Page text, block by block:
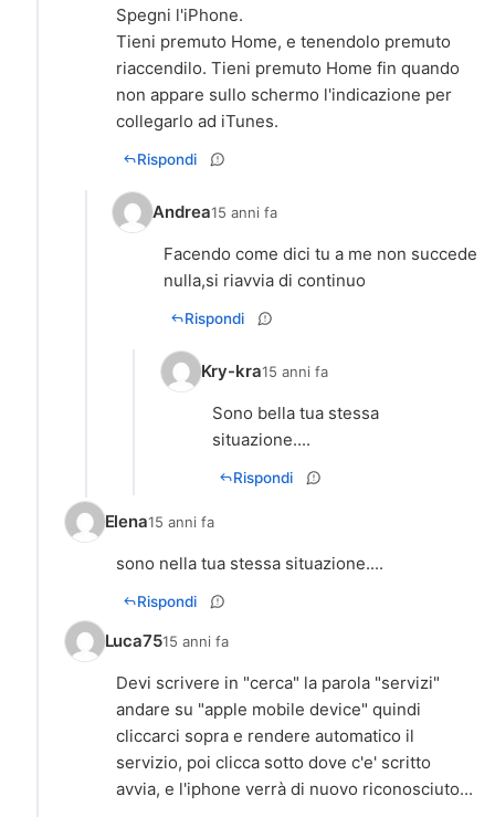
Spegni l'iPhone.
Tieni premuto Home, e tenendolo premuto
riaccendilo. Tieni premuto Home fin quando
non appare sullo schermo l'indicazione per
collegarlo ad iTunes.
Rispondi
Andrea15 anni fa
Facendo come dici tu a me non succede
nulla,si riavvia di continuo
Rispondi
Kry-kra15 anni fa
Sono bella tua stessa
situazione....
Rispondi
Elena15 anni fa
sono nella tua stessa situazione....
Rispondi
Luca7515 anni fa
Devi scrivere in "cerca" la parola "servizi"
andare su "apple mobile device" quindi
cliccarci sopra e rendere automatico il
servizio, poi clicca sotto dove c'e' scritto
avvia, e l'iphone verrà di nuovo riconosciuto...